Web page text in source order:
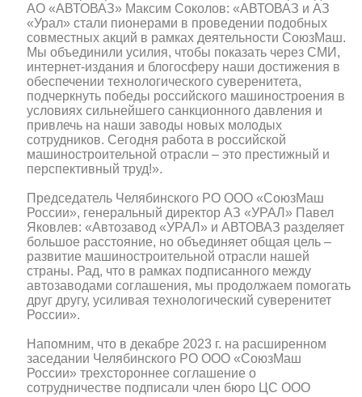
АО «АВТОВАЗ» Максим Соколов: «АВТОВАЗ и АЗ
«Урал» стали пионерами в проведении подобных
совместных акций в рамках деятельности СоюзМаш.
Мы объединили усилия, чтобы показать через СМИ,
интернет-издания и блогосферу наши достижения в
обеспечении технологического суверенитета,
подчеркнуть победы российского машиностроения в
условиях сильнейшего санкционного давления и
привлечь на наши заводы новых молодых
сотрудников. Сегодня работа в российской
машиностроительной отрасли – это престижный и
перспективный труд!».
Председатель Челябинского РО ООО «СоюзМаш
России», генеральный директор АЗ «УРАЛ» Павел
Яковлев: «Автозавод «УРАЛ» и АВТОВАЗ разделяет
большое расстояние, но объединяет общая цель –
развитие машиностроительной отрасли нашей
страны. Рад, что в рамках подписанного между
автозаводами соглашения, мы продолжаем помогать
друг другу, усиливая технологический суверенитет
России».
Напомним, что в декабре 2023 г. на расширенном
заседании Челябинского РО ООО «СоюзМаш
России» трехстороннее соглашение о
сотрудничестве подписали член бюро ЦС ООО